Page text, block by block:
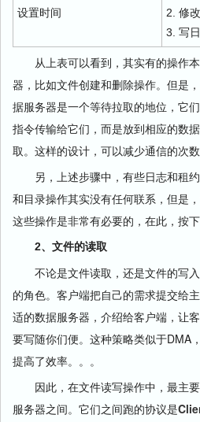
设置时间
2. 修
3. 写日
从上表可以看到，其实有的操作本
器，比如文件创建和删除操作。但是
据服务器是一个等待拉取的地位，它
指令传输给它们，而是放到相应的数
取。这样的设计，可以减少通信的次
另，上述步骤中，有些日志和租约
和目录操作其实没有任何联系，但是
这些操作是非常有必要的，在此，按下
2、文件的读取
不论是文件读取，还是文件的写入
的角色。客户端把自己的需求提交给
适的数据服务器，介绍给客户端，让
要写随你们便。这种策略类似于DMA
提高了效率。。。
因此，在文件读写操作中，最主要
服务器之间。它们之间跑的协议是